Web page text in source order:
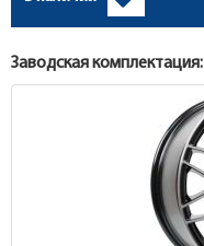
Заводская комплектация: